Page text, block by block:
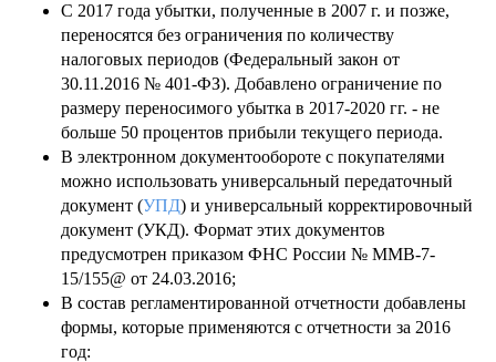
С 2017 года убытки, полученные в 2007 г. и позже,
переносятся без ограничения по количеству
налоговых периодов (Федеральный закон от
30.11.2016 № 401-ФЗ). Добавлено ограничение по
размеру переносимого убытка в 2017-2020 гг. - не
больше 50 процентов прибыли текущего периода.
В электронном документообороте с покупателями
можно использовать универсальный передаточный
документ (УПД) и универсальный корректировочный
документ (УКД). Формат этих документов
предусмотрен приказом ФНС России № ММВ-7-
15/155@ от 24.03.2016;
В состав регламентированной отчетности добавлены
формы, которые применяются с отчетности за 2016
год: